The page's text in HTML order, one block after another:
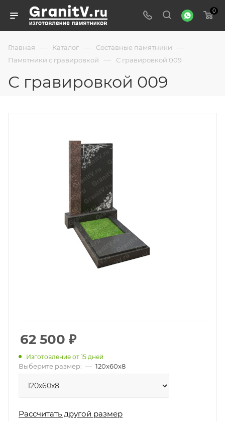
0
Главная — Каталог — Составные памятники —
Памятники с гравировкой — С гравировкой 009
С гравировкой 009
62 500 ₽
Изготовление от 15 дней
Выберите размер: — 120х60х8
Рассчитать другой размер